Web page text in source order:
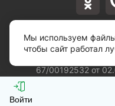
Войти
67/00192532 от
Мы используем
чтобы сайт работал